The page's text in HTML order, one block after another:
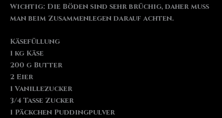
Wichtig: Die Böden sind sehr brüchig, daher muss
man beim Zusammenlegen darauf achten.
Käsefüllung
1 kg Käse
200 g Butter
2 Eier
1 Vanillezucker
3/4 Tasse Zucker
1 Päckchen Puddingpulver